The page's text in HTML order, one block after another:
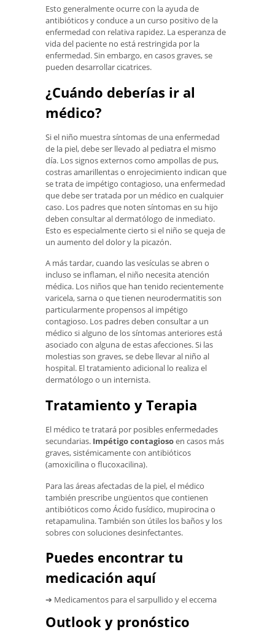
Esto generalmente ocurre con la ayuda de
antibióticos y conduce a un curso positivo de la
enfermedad con relativa rapidez. La esperanza de
vida del paciente no está restringida por la
enfermedad. Sin embargo, en casos graves, se
pueden desarrollar cicatrices.
¿Cuándo deberías ir al
médico?
Si el niño muestra síntomas de una enfermedad
de la piel, debe ser llevado al pediatra el mismo
día. Los signos externos como ampollas de pus,
costras amarillentas o enrojecimiento indican que
se trata de impétigo contagioso, una enfermedad
que debe ser tratada por un médico en cualquier
caso. Los padres que noten síntomas en su hijo
deben consultar al dermatólogo de inmediato.
Esto es especialmente cierto si el niño se queja de
un aumento del dolor y la picazón.
A más tardar, cuando las vesículas se abren o
incluso se inflaman, el niño necesita atención
médica. Los niños que han tenido recientemente
varicela, sarna o que tienen neurodermatitis son
particularmente propensos al impétigo
contagioso. Los padres deben consultar a un
médico si alguno de los síntomas anteriores está
asociado con alguna de estas afecciones. Si las
molestias son graves, se debe llevar al niño al
hospital. El tratamiento adicional lo realiza el
dermatólogo o un internista.
Tratamiento y Terapia
El médico te tratará por posibles enfermedades
secundarias. Impétigo contagiosoen casos más
graves, sistémicamente con antibióticos
(amoxicilina o flucoxacilina).
Para las áreas afectadas de la piel, el médico
también prescribe ungüentos que contienen
antibióticos como Ácido fusídico, mupirocina o
retapamulina. También son útiles los baños y los
sobres con soluciones desinfectantes.
Puedes encontrar tu
medicación aquí
➔ Medicamentos para el sarpullido y el eccema
Outlook y pronóstico